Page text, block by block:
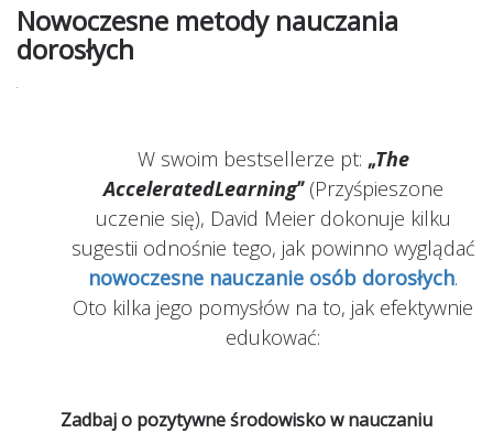
Nowoczesne metody nauczania
dorosłych
W swoim bestsellerze pt: „The
AcceleratedLearning”(Przyśpieszone
uczenie się), David Meier dokonuje kilku
sugestii odnośnie tego, jak powinno wyglądać
nowoczesne nauczanie osób dorosłych.
Oto kilka jego pomysłów na to, jak efektywnie
edukować:
Zadbaj o pozytywne środowisko w nauczaniu